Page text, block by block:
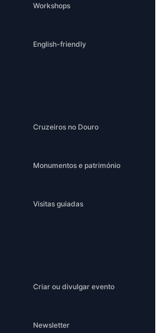
Workshops
English-friendly
Cruzeiros no Douro
Monumentos e património
Visitas guiadas
Criar ou divulgar evento
Newsletter